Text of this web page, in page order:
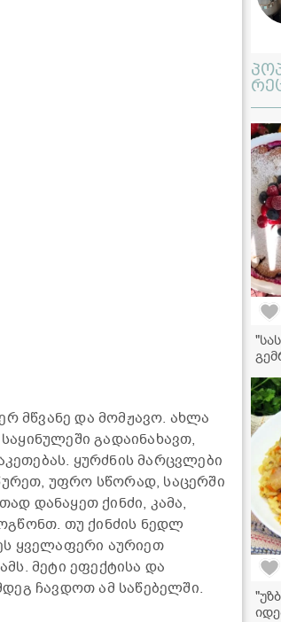
მწვანე და მომჟავო. ახლა
გადაინახავთ,
ყურძნის მარცვლები
უფრო სწორად, საცერში
დანაყეთ ქინძი, კამა,
თუ ქინძის ნედლ
ყველაფერი აურიეთ
მეტი ეფექტისა და
ჩავდოთ ამ საწებელში.